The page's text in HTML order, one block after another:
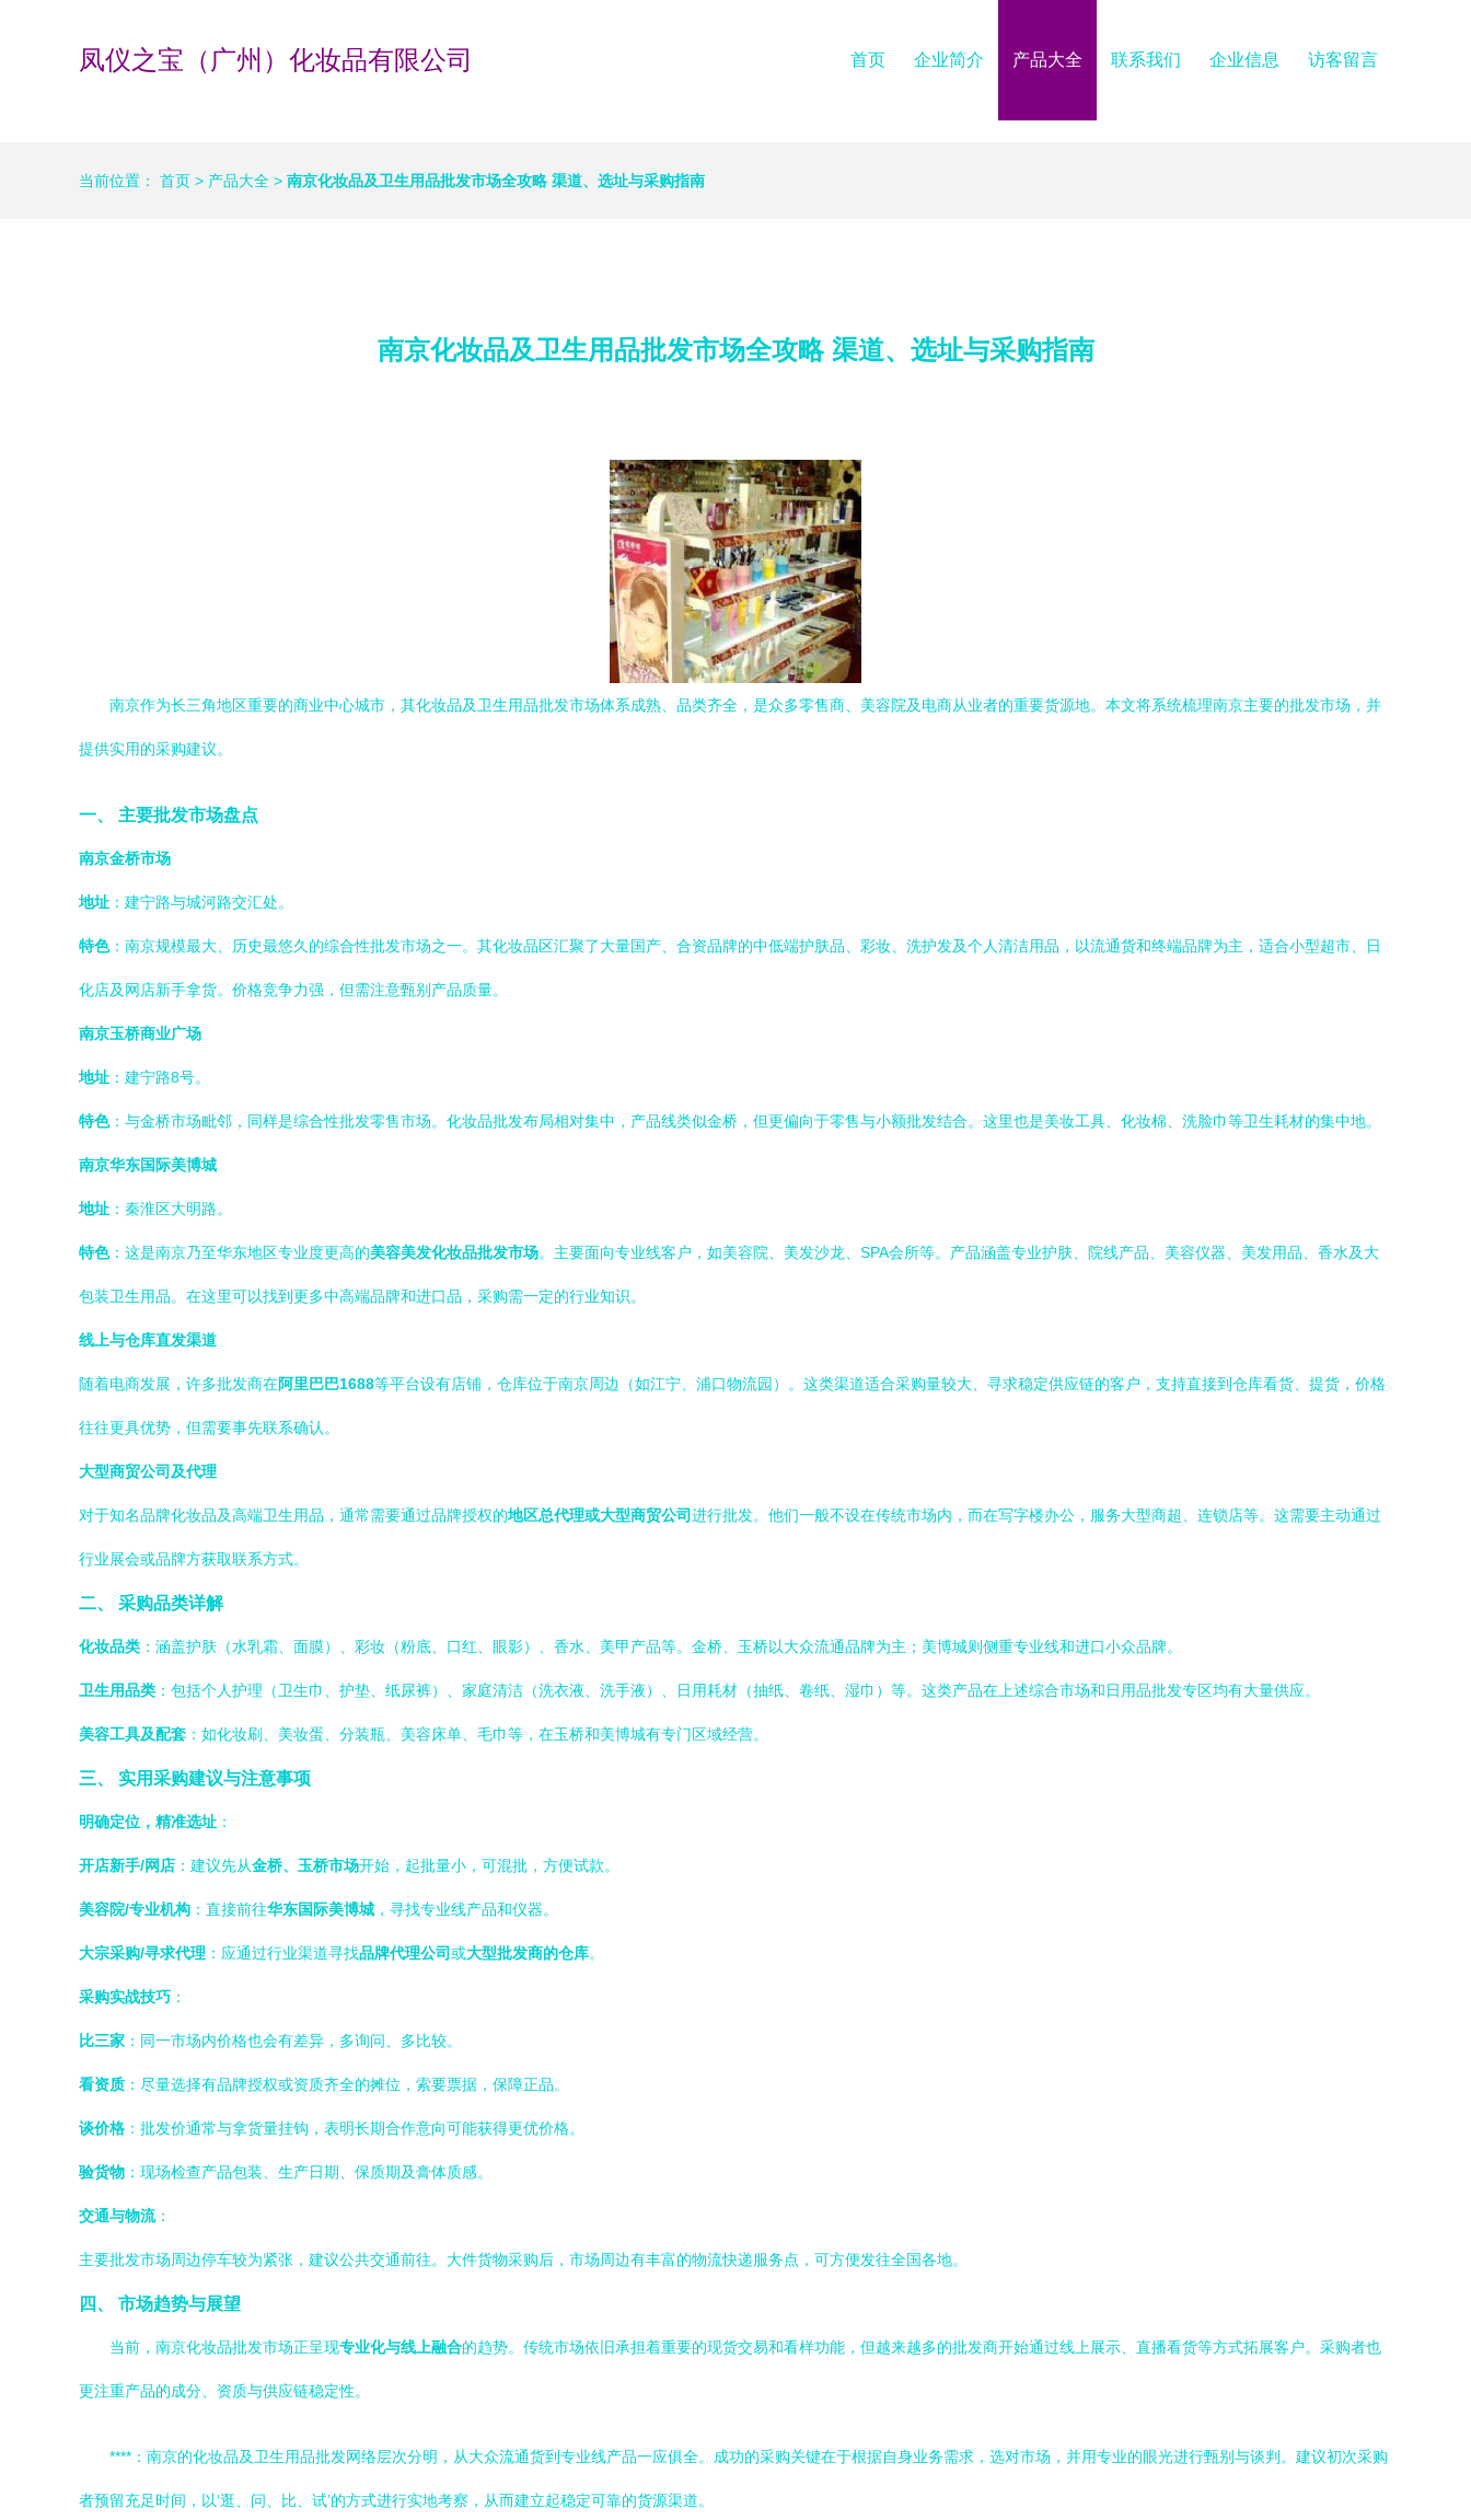
凤仪之宝（广州）化妆品有限公司 首页 企业简介 产品大全 联系我们 企业信息 访客留言
当前位置： 首页 > 产品大全 > 南京化妆品及卫生用品批发市场全攻略 渠道、选址与采购指南
南京化妆品及卫生用品批发市场全攻略 渠道、选址与采购指南
南京作为长三角地区重要的商业中心城市，其化妆品及卫生用品批发市场体系成熟、品类齐全，是众多零售商、美容院及电商从业者的重要货源地。本文将系统梳理南京主要的批发市场，并
提供实用的采购建议。
一、 主要批发市场盘点
南京金桥市场
地址 ：建宁路与城河路交汇处。
特色：南京规模最大、历史最悠久的综合性批发市场之一。其化妆品区汇聚了大量国产、合资品牌的中低端护肤品、彩妆、洗护发及个人清洁用品，以流通货和终端品牌为主，适合小型超市、日
化店及网店新手拿货。价格竞争力强，但需注意甄别产品质量。
南京玉桥商业广场
地址 ：建宁路8号。
特色：与金桥市场毗邻，同样是综合性批发零售市场。化妆品批发布局相对集中，产品线类似金桥，但更偏向于零售与小额批发结合。这里也是美妆工具、化妆棉、洗脸巾等卫生耗材的集中地。
南京华东国际美博城
地址 ：秦淮区大明路。
特色：这是南京乃至华东地区专业度更高的美容美发化妆品批发市场。主要面向专业线客户，如美容院、美发沙龙、SPA会所等。产品涵盖专业护肤、院线产品、美容仪器、美发用品、香水及大
包装卫生用品。在这里可以找到更多中高端品牌和进口品，采购需一定的行业知识。
线上与仓库直发渠道
随着电商发展，许多批发商在阿里巴巴1688等平台设有店铺，仓库位于南京周边（如江宁、浦口物流园）。这类渠道适合采购量较大、寻求稳定供应链的客户，支持直接到仓库看货、提货，价格
往往更具优势，但需要事先联系确认。
大型商贸公司及代理
对于知名品牌化妆品及高端卫生用品，通常需要通过品牌授权的地区总代理或大型商贸公司进行批发。他们一般不设在传统市场内，而在写字楼办公，服务大型商超、连锁店等。这需要主动通过
行业展会或品牌方获取联系方式。
二、 采购品类详解
化妆品类 ：涵盖护肤（水乳霜、面膜）、彩妆（粉底、口红、眼影）、香水、美甲产品等。金桥、玉桥以大众流通品牌为主；美博城则侧重专业线和进口小众品牌。
卫生用品类 ：包括个人护理（卫生巾、护垫、纸尿裤）、家庭清洁（洗衣液、洗手液）、日用耗材（抽纸、卷纸、湿巾）等。这类产品在上述综合市场和日用品批发专区均有大量供应。
美容工具及配套 ：如化妆刷、美妆蛋、分装瓶、美容床单、毛巾等，在玉桥和美博城有专门区域经营。
三、 实用采购建议与注意事项
明确定位，精准选址 ：
开店新手/网店 ：建议先从金桥、玉桥市场开始，起批量小，可混批，方便试款。
美容院/专业机构 ：直接前往华东国际美博城 ，寻找专业线产品和仪器。
大宗采购/寻求代理 ：应通过行业渠道寻找品牌代理公司或大型批发商的仓库。
采购实战技巧 ：
比三家 ：同一市场内价格也会有差异，多询问、多比较。
看资质 ：尽量选择有品牌授权或资质齐全的摊位，索要票据，保障正品。
谈价格 ：批发价通常与拿货量挂钩，表明长期合作意向可能获得更优价格。
验货物 ：现场检查产品包装、生产日期、保质期及膏体质感。
交通与物流：
主要批发市场周边停车较为紧张，建议公共交通前往。大件货物采购后，市场周边有丰富的物流快递服务点，可方便发往全国各地。
四、 市场趋势与展望
当前，南京化妆品批发市场正呈现专业化与线上融合的趋势。传统市场依旧承担着重要的现货交易和看样功能，但越来越多的批发商开始通过线上展示、直播看货等方式拓展客户。采购者也
更注重产品的成分、资质与供应链稳定性。
****：南京的化妆品及卫生用品批发网络层次分明，从大众流通货到专业线产品一应俱全。成功的采购关键在于根据自身业务需求，选对市场，并用专业的眼光进行甄别与谈判。建议初次采购
者预留充足时间，以‘逛、问、比、试’的方式进行实地考察，从而建立起稳定可靠的货源渠道。